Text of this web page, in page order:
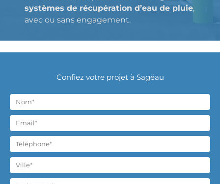
systèmes de récupération d’eau de pluie,
avec ou sans engagement.
Confiez votre projet à Sagéau